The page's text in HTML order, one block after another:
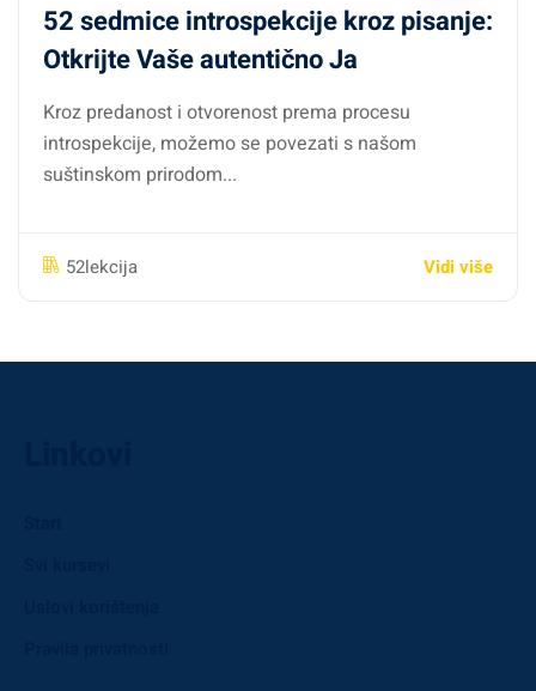
52 sedmice introspekcije kroz pisanje:
Otkrijte Vaše autentično Ja
Kroz predanost i otvorenost prema procesu
introspekcije, možemo se povezati s našom
suštinskom prirodom...
52lekcija Vidi više